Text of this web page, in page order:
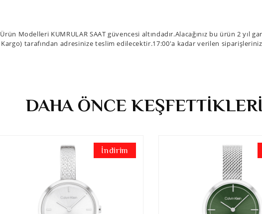
Ürün Modelleri KUMRULAR SAAT güvencesi altındadır.Alacağınız bu ürün 2 yıl
tarafından adresinize teslim edilecektir.17:00'a kadar verilen
DAHA ÖNCE
İndirim